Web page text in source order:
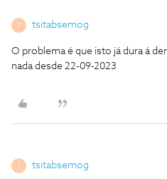
T tsitabsemog
O problema é que isto já dura á
nada desde 22-09-2023
T tsitabsemog